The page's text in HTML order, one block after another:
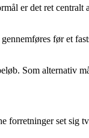
er det ret centralt
før et
Som alternativ
set sig